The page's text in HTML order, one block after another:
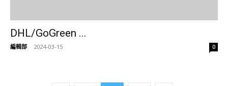
DHL/GoGreen ...
編輯部 - 2024-03-15 0